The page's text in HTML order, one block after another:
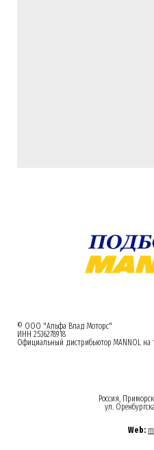
© ООО "Альфа Влад Моторс"
ИНН 2536278918
Официальный дистрибьютор MANNOL на
Россия,
ул.
Web: